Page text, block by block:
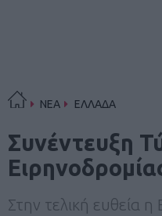
ΝΕΑ ΕΛΛΑΔΑ
Συνέντευξη
Στην τελική ευθεία